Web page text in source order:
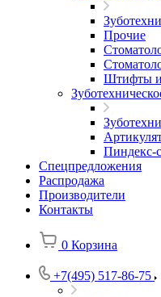
Прочие
Штифты и
Пиндекс-
Спецпредложения
Распродажа
Производители
Контакты
0 Корзина
+7(495) 517-86-75